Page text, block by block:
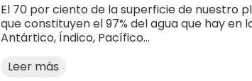
El 70 por ciento de la superficie de nuestro
que constituyen el 97% del agua que hay en
Antártico, Índico, Pacífico...
Leer más